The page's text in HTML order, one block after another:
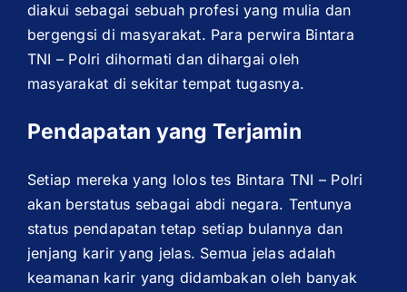
diakui sebagai sebuah profesi yang mulia dan
bergengsi di masyarakat. Para perwira Bintara
TNI – Polri dihormati dan dihargai oleh
masyarakat di sekitar tempat tugasnya.
Pendapatan yang Terjamin
Setiap mereka yang lolos tes Bintara TNI – Polri
akan berstatus sebagai abdi negara. Tentunya
status pendapatan tetap setiap bulannya dan
jenjang karir yang jelas. Semua jelas adalah
keamanan karir yang didambakan oleh banyak